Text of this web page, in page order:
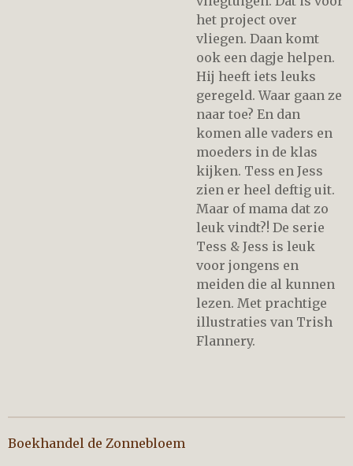
het project over
vliegen. Daan komt
ook een dagje helpen.
Hij heeft iets leuks
geregeld. Waar gaan ze
naar toe? En dan
komen alle vaders en
moeders in de klas
kijken. Tess en Jess
zien er heel deftig uit.
Maar of mama dat zo
leuk vindt?! De serie
Tess & Jess is leuk
voor jongens en
meiden die al kunnen
lezen. Met prachtige
illustraties van Trish
Flannery.
Boekhandel de Zonnebloem